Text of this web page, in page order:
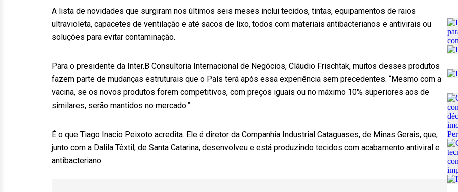
A lista de novidades que surgiram nos últimos seis meses inclui tecidos, tintas, equipamentos de raios
ultravioleta, capacetes de ventilação e até sacos de lixo, todos com materiais antibacterianos e antivirais ou
soluções para evitar contaminação.
Para o presidente da Inter.B Consultoria Internacional de Negócios, Cláudio Frischtak, muitos desses produtos
fazem parte de mudanças estruturais que o País terá após essa experiência sem precedentes. “Mesmo com a
vacina, se os novos produtos forem competitivos, com preços iguais ou no máximo 10% superiores aos de
similares, serão mantidos no mercado.”
É o que Tiago Inacio Peixoto acredita. Ele é diretor da Companhia Industrial Cataguases, de Minas Gerais, que,
junto com a Dalila Têxtil, de Santa Catarina, desenvolveu e está produzindo tecidos com acabamento antiviral e
antibacteriano.